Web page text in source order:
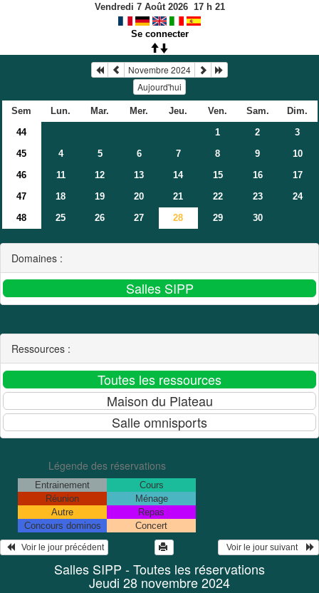
Vendredi 7 Août 2026 17h 21
Se connecter
Novembre 2024
Aujourd'hui
Sem Lun. Mar. Mer. Jeu. Ven. Sam.
Dim.
44
1 2
3
45
4 5 6 7 8 9
10
46
11 12 13 14 15 16
17
47
18 19 20 21 22 23
24
48
25 26 27 28 29 30
Domaines :
Ressources :
Légende des réservations
Entrainement
Cours
Réunion
Ménage
Autre
Repas
Concours dominos
Concert
   Voir le jour précédent
  Voir le jour suivant
Salles SIPP - Toutes les réservations
Jeudi 28 novembre 2024